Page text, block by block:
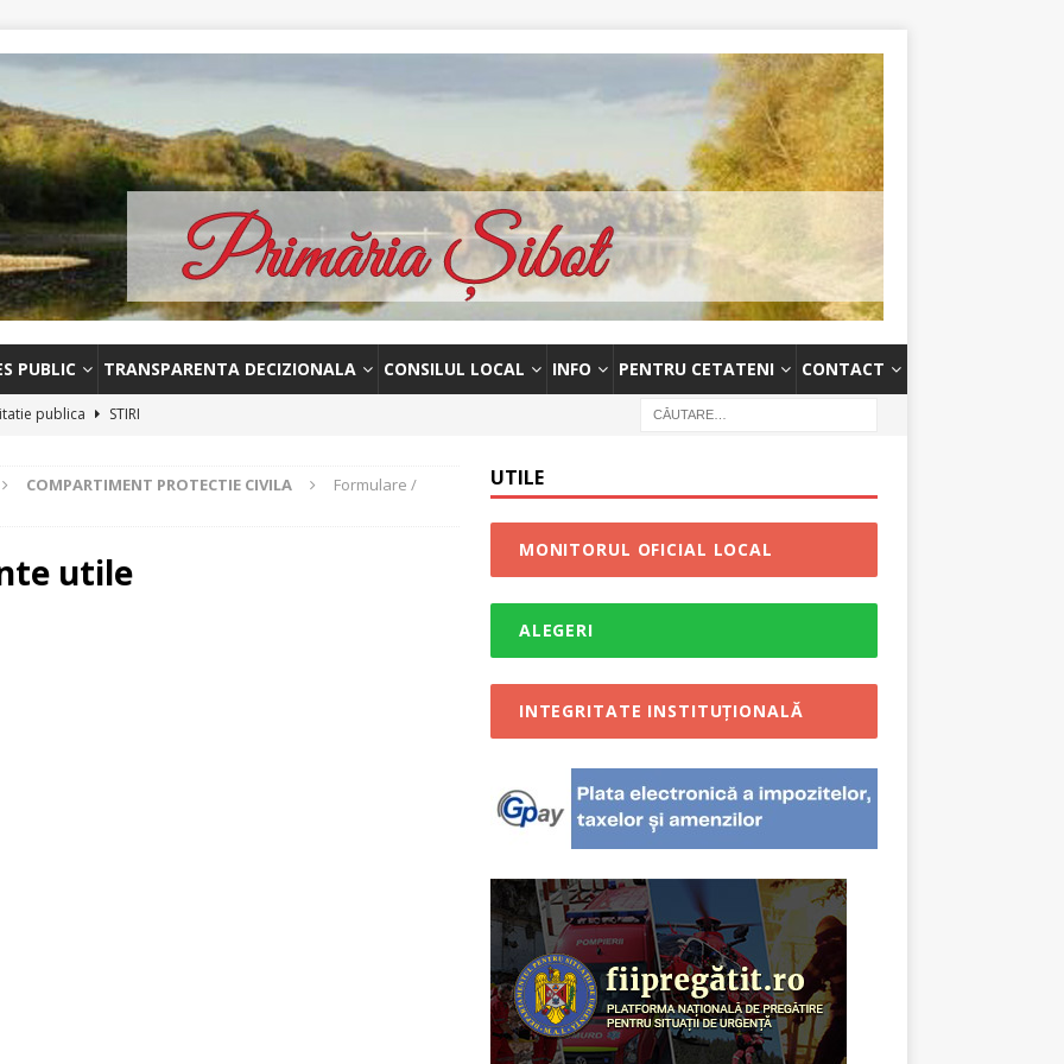
PUBLIC TRANSPARENTA DECIZIONALA CONSILUL LOCAL INFO PENTRU CETATENI CONTACT
publica
STIRI
– Licitație publica-18.09.2023
STIRI
de interes public privind Licitație Pajiști
COMPARTIMENT PROTECTIE CIVILA
Formulare /
utile
UTILE
MONITORUL OFICIAL LOCAL
ALEGERI
INTEGRITATE INSTITUȚIONALĂ